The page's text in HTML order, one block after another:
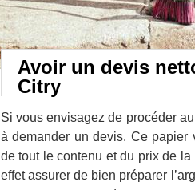
Avoir un devis
Citry
Si vous envisagez de procéder
à demander un devis. Ce papier
de tout le contenu et du prix de
effet assurer de bien préparer